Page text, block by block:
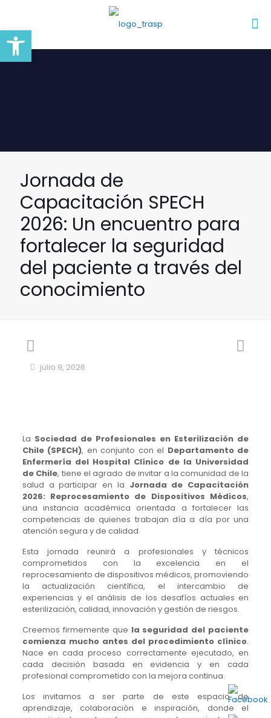
Jornada de
Capacitación SPECH
2026: Un encuentro para
fortalecer la seguridad
del paciente a través del
conocimiento
julio 9, 2026
La Sociedad de Profesionales en Esterilización de
Chile (SPECH), en conjunto con el Departamento de
Enfermería del Hospital Clínico de la Universidad
de Chile, tiene el agrado de invitar a la comunidad de la
salud a participar en la Jornada de Capacitación
2026: Reprocesamiento de Dispositivos Médicos,
una instancia académica orientada a fortalecer las
competencias de quienes trabajan día a día por una
atención segura y de calidad.
Esta jornada reunirá a profesionales y técnicos
comprometidos con la excelencia en el
reprocesamiento de dispositivos médicos, promoviendo
la actualización científica, el intercambio de
experiencias y el análisis de los desafíos actuales en
esterilización, calidad, innovación y gestión de riesgos.
Creemos firmemente que la seguridad del paciente
comienza mucho antes del procedimiento clínico.
Nace en cada proceso correctamente ejecutado, en
cada decisión basada en evidencia y en cada
profesional comprometido con la mejora continua.
Los invitamos a ser parte de este espacio de
aprendizaje, colaboración e inspiración, donde el
Abrir barra de herramientas